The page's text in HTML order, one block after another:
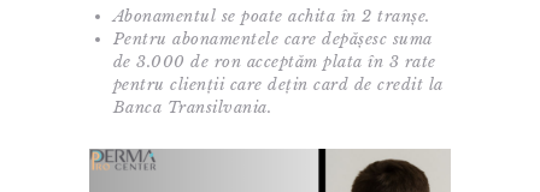
Abonamentul se poate achita în 2 tranșe.
Pentru abonamentele care depășesc suma
de 3.000 de ron acceptăm plata în 3 rate
pentru clienții care dețin card de credit la
Banca Transilvania.